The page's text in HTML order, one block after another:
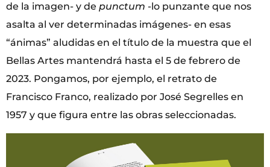
de la imagen- y de punctum -lo punzante que nos
asalta al ver determinadas imágenes- en esas
“ánimas” aludidas en el título de la muestra que el
Bellas Artes mantendrá hasta el 5 de febrero de
2023. Pongamos, por ejemplo, el retrato de
Francisco Franco, realizado por José Segrelles en
1957 y que figura entre las obras seleccionadas.